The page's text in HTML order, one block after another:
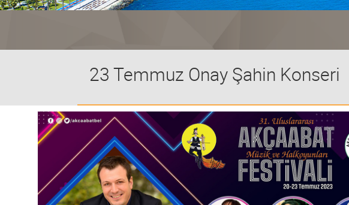
23 Temmuz Onay Şahin Konseri